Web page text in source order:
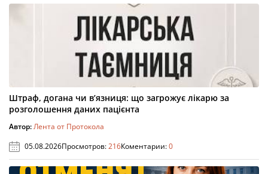
Штраф, догана чи в’язниця: що загрожує лікарю за
розголошення даних пацієнта
Автор:Лента от Протокола
05.08.2026Просмотров:216Коментарии:0